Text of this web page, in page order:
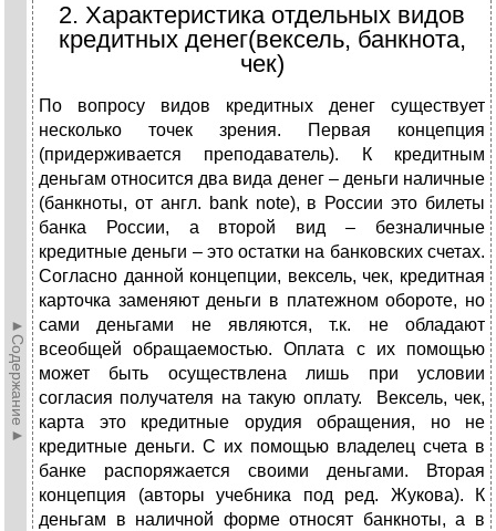
►Содержание►
2. Характеристика отдельных видов
кредитных денег(вексель, банкнота,
чек)
По вопросу видов кредитных денег существует
несколько точек зрения. Первая концепция
(придерживается преподаватель). К кредитным
деньгам относится два вида денег – деньги наличные
(банкноты, от англ. bank note), в России это билеты
банка России, а второй вид – безналичные
кредитные деньги – это остатки на банковских счетах.
Согласно данной концепции, вексель, чек, кредитная
карточка заменяют деньги в платежном обороте, но
сами деньгами не являются, т.к. не обладают
всеобщей обращаемостью. Оплата с их помощью
может быть осуществлена лишь при условии
согласия получателя на такую оплату. Вексель, чек,
карта это кредитные орудия обращения, но не
кредитные деньги. С их помощью владелец счета в
банке распоряжается своими деньгами. Вторая
концепция (авторы учебника под ред. Жукова). К
деньгам в наличной форме относят банкноты, а в